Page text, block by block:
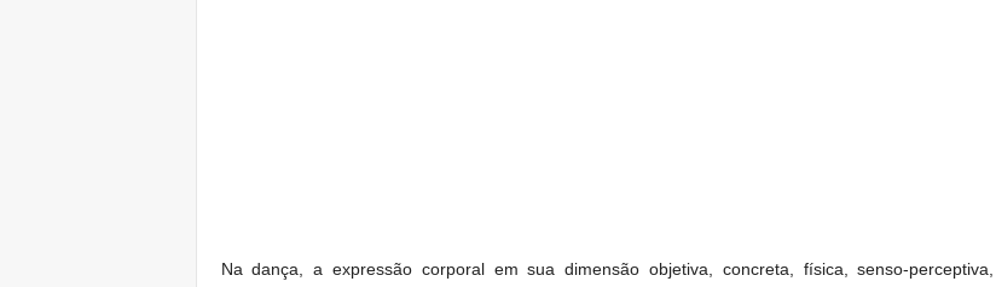
Na dança, a expressão corporal em sua dimensão objetiva, concreta, física, senso-perceptiva,